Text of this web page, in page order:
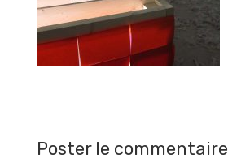
Poster le commentaire